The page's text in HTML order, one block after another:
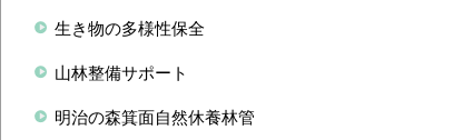
生き物の多様性保全
山林整備サポート
明治の森箕面自然休養林管